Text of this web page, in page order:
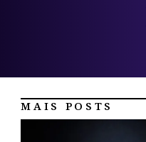
MAIS POSTS